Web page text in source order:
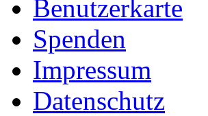
Benutzerkarte
Spenden
Impressum
Datenschutz